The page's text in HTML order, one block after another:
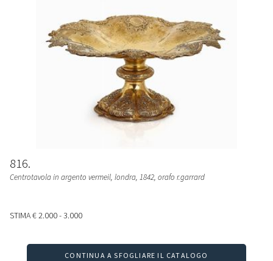
816
Centrotavola in argento vermeil, londra, 1842, orafo r.garrard
STIMA€ 2.000 - 3.000
CONTINUA A SFOGLIARE IL CATALOGO